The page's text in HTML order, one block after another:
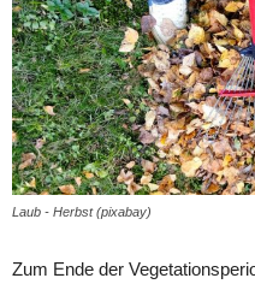
Laub - Herbst (pixabay)
Zum Ende der